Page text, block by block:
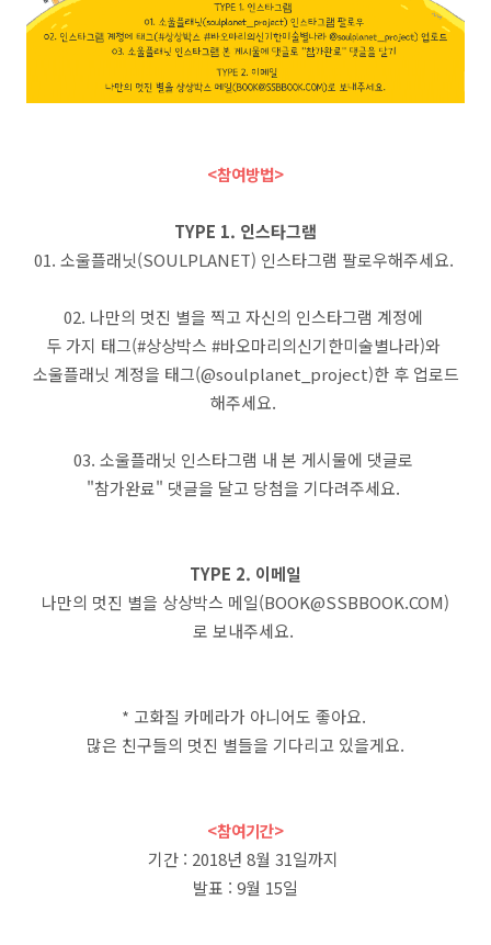
<참여방법>
TYPE 1. 인스타그램
01. 소울플래닛(SOULPLANET) 인스타그램 팔로우해주세요.
02. 나만의 멋진 별을 찍고 자신의 인스타그램 계정에
두 가지 태그(#상상박스 #바오마리의신기한미술별나라)와
소울플래닛 계정을 태그(@soulplanet_project)한 후 업로드
해주세요.
03. 소울플래닛 인스타그램 내 본 게시물에 댓글로
"참가완료" 댓글을 달고 당첨을 기다려주세요.
TYPE 2. 이메일
나만의 멋진 별을 상상박스 메일(BOOK@SSBBOOK.COM)
로 보내주세요.
* 고화질 카메라가 아니어도 좋아요.
많은 친구들의 멋진 별들을 기다리고 있을게요.
<참여기간>
기간 : 2018년 8월 31일까지
발표 : 9월 15일